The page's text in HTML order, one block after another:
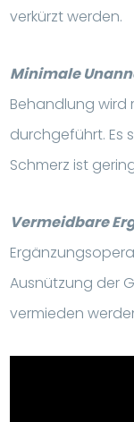
verkürzt werden.
Minimale
Behandlung wird
durchgeführt. Es
Schmerz ist
Vermeidbare
Ausnützung der
vermieden